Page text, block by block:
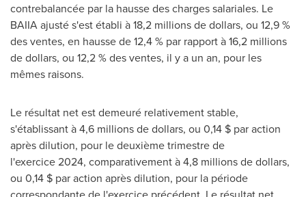
contrebalancée par la hausse des charges salariales. Le
BAIIA ajusté s'est établi à 18,2 millions de dollars, ou 12,9 %
des ventes, en hausse de 12,4 % par rapport à 16,2 millions
de dollars, ou 12,2 % des ventes, il y a un an, pour les
mêmes raisons.
Le résultat net est demeuré relativement stable,
s'établissant à 4,6 millions de dollars, ou 0,14 $ par action
après dilution, pour le deuxième trimestre de
l'exercice 2024, comparativement à 4,8 millions de dollars,
ou 0,14 $ par action après dilution, pour la période